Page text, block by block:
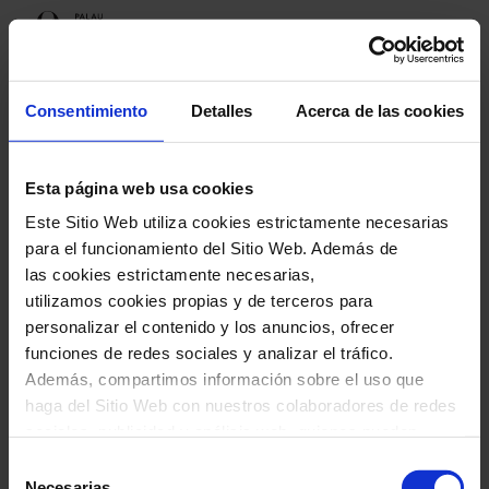
Consentimiento Detalles Acerca de las cookies
Esta página web usa cookies
Este Sitio Web utiliza cookies estrictamente necesarias
para el funcionamiento del Sitio Web. Además de
las cookies estrictamente necesarias,
utilizamos cookies propias y de terceros para
personalizar el contenido y los anuncios, ofrecer
funciones de redes sociales y analizar el tráfico.
Además, compartimos información sobre el uso que
haga del Sitio Web con nuestros colaboradores de redes
proporcionado o que hayan recopilado a través del uso
Programación
Próximos espectáculos
Cruïlla Hivern 2026
Cruïlla Hivern 2026